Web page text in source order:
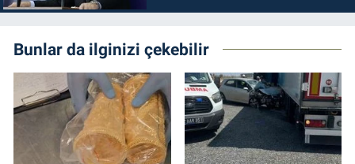
Bunlar da ilginizi çekebilir